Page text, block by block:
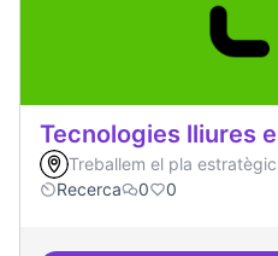
Tecnologies lliures
Treballem el pla
Recerca
0 0